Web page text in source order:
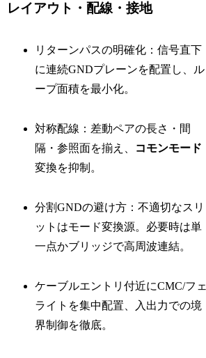
レイアウト・配線・接地
リターンパスの明確化：信号直下
に連続GNDプレーンを配置し、ル
ープ面積を最小化。
対称配線：差動ペアの長さ・間
隔・参照面を揃え、
コモンモード
変換を抑制。
分割GNDの避け方：不適切なスリ
ットはモード変換源。必要時は単
一点かブリッジで高周波連結。
ケーブルエントリ付近にCMC/フェ
ライトを集中配置、入出力での境
界制御を徹底。